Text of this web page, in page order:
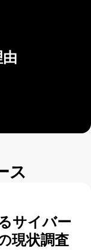
ス
サイバー
現状調査